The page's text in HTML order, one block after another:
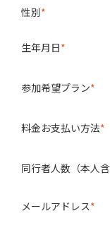
性別
生年月日
参加希望プラン
料金お支払い方法
同行者人数（本人含
メールアドレス